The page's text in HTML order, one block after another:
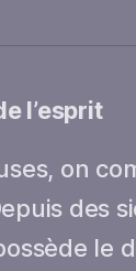
l’esprit
on
des
le